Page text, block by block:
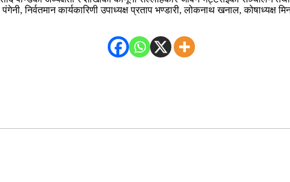
निर्वतमान कार्यकारिणी उपाध्यक्ष प्रताप भण्डारी, लोकनाथ खनाल, कोषाध्यक्ष